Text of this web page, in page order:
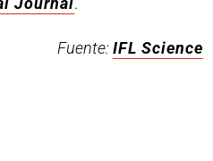
Fuente: IFL Science